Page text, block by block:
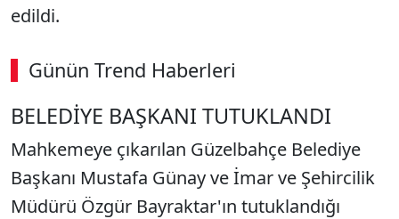
edildi.
Günün Trend Haberleri
BELEDİYE BAŞKANI TUTUKLANDI
Mahkemeye çıkarılan Güzelbahçe Belediye
Başkanı Mustafa Günay ve İmar ve Şehircilik
Müdürü Özgür Bayraktar'ın tutuklandığı